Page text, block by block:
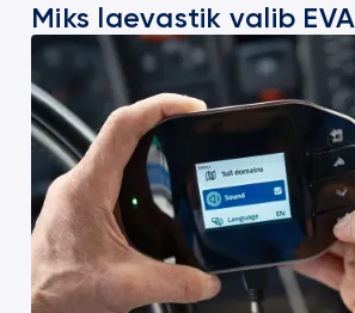
Miks laevastik valib EVA